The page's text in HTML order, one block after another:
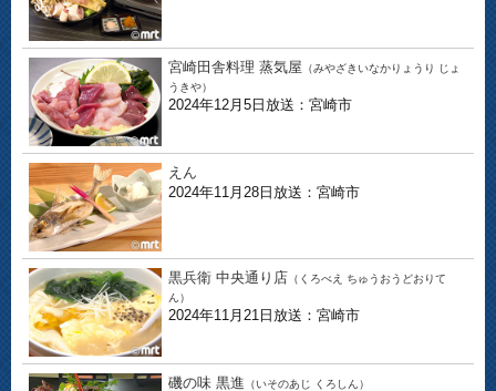
宮崎田舎料理 蒸気屋 （みやざきいなかりょうり じょ
うきや）
2024年12月5日放送：宮崎市
えん
2024年11月28日放送：宮崎市
黒兵衛 中央通り店 （くろべえ ちゅうおうどおりて
ん）
2024年11月21日放送：宮崎市
磯の味 黒進 （いそのあじ くろしん）